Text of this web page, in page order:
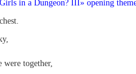
in a Dungeon? III» opening
were together,